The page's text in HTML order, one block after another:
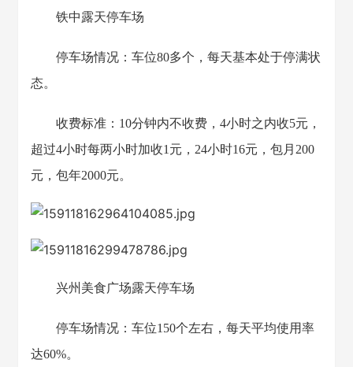
铁中露天停车场
停车场情况：车位80多个，每天基本处于停满状
态。
收费标准：10分钟内不收费，4小时之内收5元，
超过4小时每两小时加收1元，24小时16元，包月200
元，包年2000元。
兴州美食广场露天停车场
停车场情况：车位150个左右，每天平均使用率
达60%。